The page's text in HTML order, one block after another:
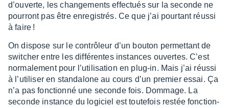
d’ou­verte, les chan­ge­ments effec­tués sur la seconde ne
pour­ront pas être enre­gis­trés. Ce que j’ai pour­tant réussi
à faire !
On dispose sur le contrô­leur d’un bouton permet­tant de
swit­cher entre les diffé­rentes instances ouvertes. C’est
norma­le­ment pour l’uti­li­sa­tion en plug-in. Mais j’ai réussi
à l’uti­li­ser en stan­da­lone au cours d’un premier essai. Ça
n’a pas fonc­tionné une seconde fois. Dommage. La
seconde instance du logi­ciel est toute­fois restée fonc­tion­